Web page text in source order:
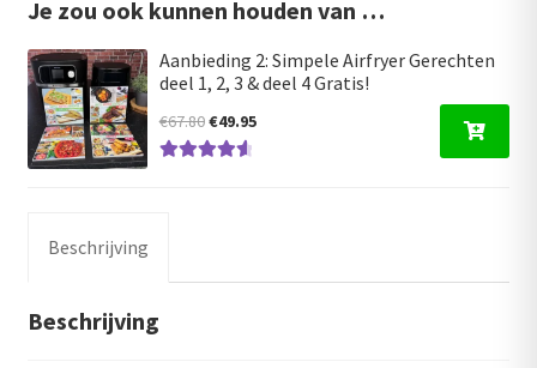
Je zou ook kunnen houden van …
Aanbieding 2: Simpele Airfryer Gerechten
deel 1, 2, 3 & deel 4 Gratis!
€67.80Oorspronkelijke
prijs
€49.95Huidige
Beschrijving
Beschrijving